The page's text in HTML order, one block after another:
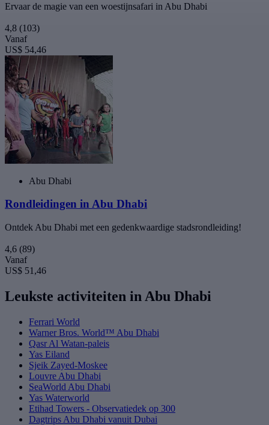
Ervaar de magie van een woestijnsafari in Abu Dhabi
4,8 (103)
Vanaf
US$ 54,46
Abu Dhabi
Rondleidingen in Abu Dhabi
Ontdek Abu Dhabi met een gedenkwaardige stadsrondleiding!
4,6 (89)
Vanaf
US$ 51,46
Leukste activiteiten in Abu Dhabi
Ferrari World
Warner Bros. World™ Abu Dhabi
Qasr Al Watan-paleis
Yas Eiland
Sjeik Zayed-Moskee
Louvre Abu Dhabi
SeaWorld Abu Dhabi
Yas Waterworld
Etihad Towers - Observatiedek op 300
Dagtrips Abu Dhabi vanuit Dubai